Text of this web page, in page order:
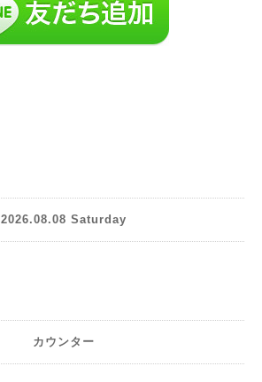
2026.08.08 Saturday
カウンター